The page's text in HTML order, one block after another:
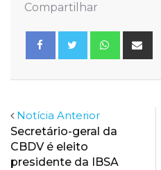
Compartilhar
Notícia Anterior
Secretário-geral da
CBDV é eleito
presidente da IBSA